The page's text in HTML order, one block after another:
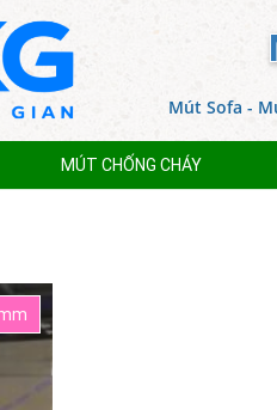
Mút Sofa -
MÚT CHỐNG CHÁY